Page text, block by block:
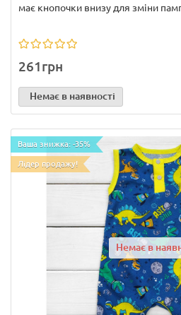
має кнопочки внизу для зміни
261грн
Немає в наявності
Ваша знижка: -35%
Лідер продажу!
Немає в